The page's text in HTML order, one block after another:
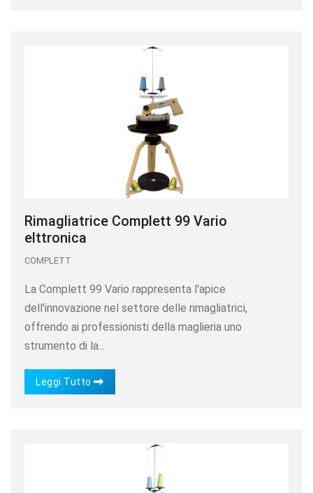
Rimagliatrice Complett 99 Vario
elttronica
COMPLETT
La Complett 99 Vario rappresenta l'apice
dell'innovazione nel settore delle rimagliatrici,
offrendo ai professionisti della maglieria uno
strumento di la...
Leggi Tutto